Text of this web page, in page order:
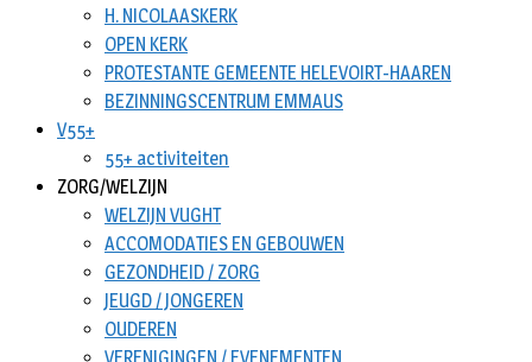
H. NICOLAASKERK
OPEN KERK
PROTESTANTE GEMEENTE HELEVOIRT-HAAREN
BEZINNINGSCENTRUM EMMAUS
V55+
55+ activiteiten
ZORG/WELZIJN
WELZIJN VUGHT
ACCOMODATIES EN GEBOUWEN
GEZONDHEID / ZORG
JEUGD / JONGEREN
OUDEREN